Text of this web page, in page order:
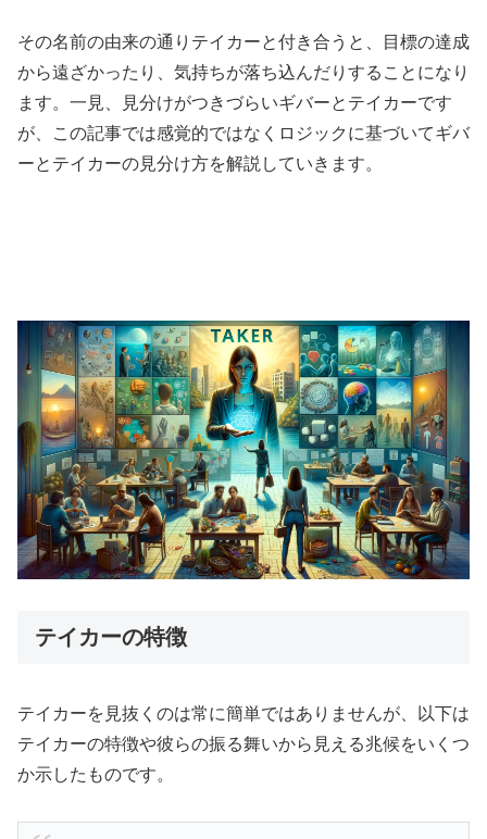
その名前の由来の通りテイカーと付き合うと、目標の達成
から遠ざかったり、気持ちが落ち込んだりすることになり
ます。一見、見分けがつきづらいギバーとテイカーです
が、この記事では感覚的ではなくロジックに基づいてギバ
ーとテイカーの見分け方を解説していきます。
テイカーの特徴
テイカーを見抜くのは常に簡単ではありませんが、以下は
テイカーの特徴や彼らの振る舞いから見える兆候をいくつ
か示したものです。